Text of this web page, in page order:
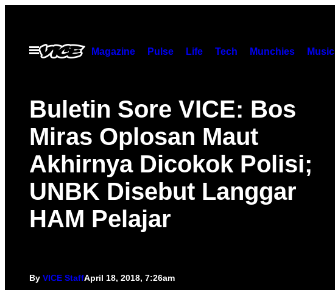
contentOpen
Menu
Magazine Pulse Life Tech Munchies Music
Buletin Sore VICE: Bos
Miras Oplosan Maut
Akhirnya Dicokok Polisi;
UNBK Disebut Langgar
HAM Pelajar
By VICE StaffApril 18, 2018, 7:26am